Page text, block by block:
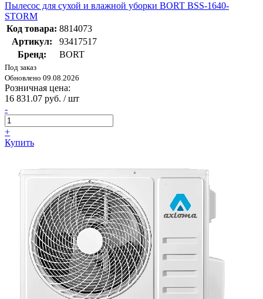
Пылесос для сухой и влажной уборки BORT BSS-1640-
STORM
Код товара: 8814073
Артикул:
93417517
Бренд:
BORT
Под заказ
Обновлено 09.08.2026
Розничная цена:
16 831.07 руб. / шт
-
+
Купить